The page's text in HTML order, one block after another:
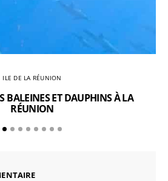
ILE DE LA RÉUNION
BALEINES ET DAUPHINS À LA
RÉUNION